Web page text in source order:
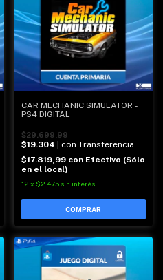
CAR MECHANIC SIMULATOR -
PS4 DIGITAL
$29.699,99
$19.304
| con Transferencia
$17.819,99 con Efectivo (Sólo
en el local)
12 x $2.475 sin interés